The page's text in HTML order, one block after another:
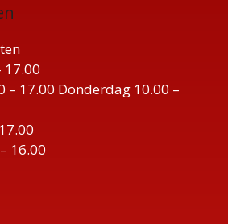
17.00
– 17.00 Donderdag 10.00 –
16.00